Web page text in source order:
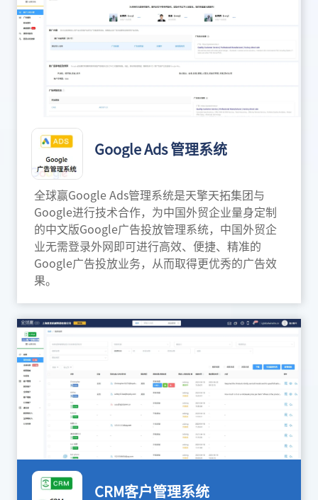
Google Ads 管理系统
全球赢Google Ads管理系统是天擎天拓集团与
Google进行技术合作，为中国外贸企业量身定制
的中文版Google广告投放管理系统，中国外贸企
业无需登录外网即可进行高效、便捷、精准的
Google广告投放业务，从而取得更优秀的广告效
果。
CRM客户管理系统